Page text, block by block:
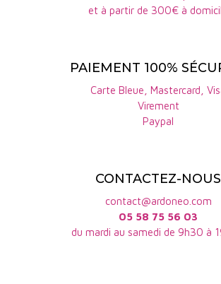
et à partir de 300€ à
PAIEMENT 100%
Carte Bleue, Mastercard,
Virement
Paypal
CONTACTEZ-NOUS
contact@ardoneo.com
05 58 75 56 03
du mardi au samedi de 9h30 à